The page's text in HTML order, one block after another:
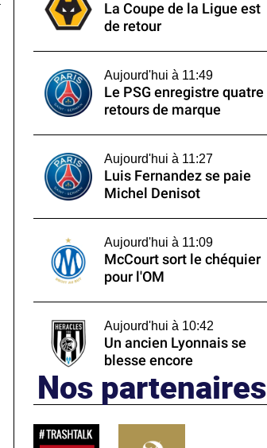
La Coupe de la Ligue est
de retour
Aujourd'hui à 11:49
Le PSG enregistre quatre
retours de marque
Aujourd'hui à 11:27
Luis Fernandez se paie
Michel Denisot
Aujourd'hui à 11:09
McCourt sort le chéquier
pour l'OM
Aujourd'hui à 10:42
Un ancien Lyonnais se
blesse encore
Nos partenaires